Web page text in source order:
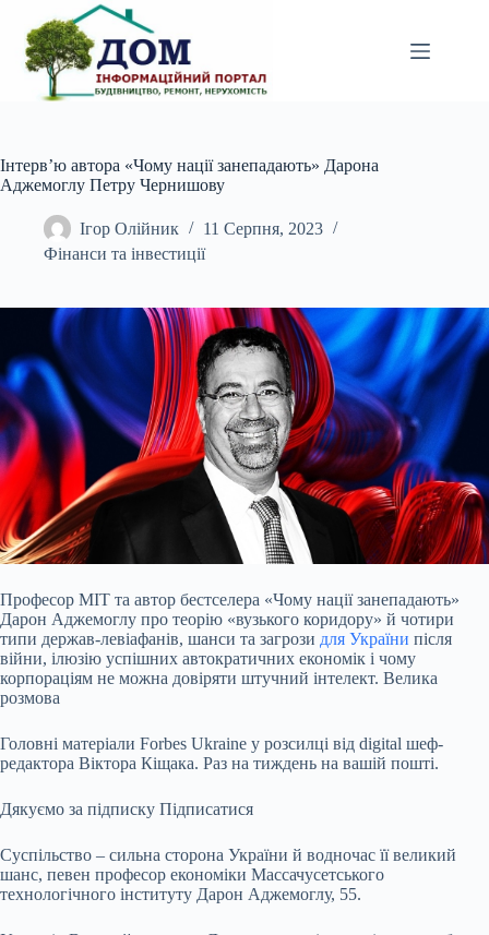
вмісту
Інтерв’ю автора «Чому нації занепадають» Дарона
Аджемоглу Петру Чернишову
Ігор Олійник
11 Серпня, 2023
Фінанси та інвестиції
Професор MIT та автор бестселера «Чому нації занепадають»
Дарон Аджемоглу про теорію «вузького коридору» й чотири
типи держав-левіафанів, шанси та загрози для України після
війни, ілюзію успішних автократичних економік і чому
корпораціям не можна довіряти штучний інтелект. Велика
розмова
Головні матеріали Forbes Ukraine у розсилці від digital шеф-
редактора Віктора Кіщака. Раз на тиждень на вашій пошті.
Дякуємо за підписку Підписатися
Суспільство – сильна сторона України й водночас її великий
шанс, певен професор економіки Массачусетського
технологічного інституту Дарон Аджемоглу, 55.